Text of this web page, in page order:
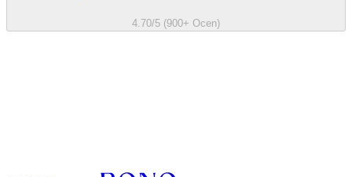
4.70/5 (900+ Ocen)